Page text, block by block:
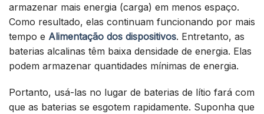
armazenar mais energia (carga) em menos espaço.
Como resultado, elas continuam funcionando por mais
tempo e Alimentação dos dispositivos. Entretanto, as
baterias alcalinas têm baixa densidade de energia. Elas
podem armazenar quantidades mínimas de energia.
Portanto, usá-las no lugar de baterias de lítio fará com
que as baterias se esgotem rapidamente. Suponha que